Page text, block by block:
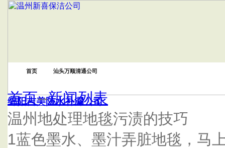
绵阳吉美防水补漏公司
首页 汕头万顺清通公司
首页--新闻列表
温州地处理地毯污渍的技巧
1蓝色墨水、墨汁弄脏地毯，马